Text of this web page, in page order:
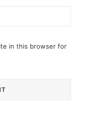
in this browser for